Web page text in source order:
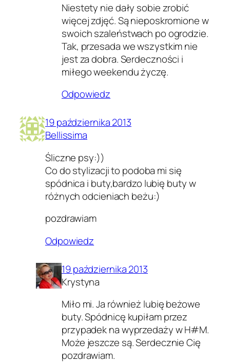
Niestety nie dały sobie zrobić
więcej zdjęć. Są nieposkromione w
swoich szaleństwach po ogrodzie.
Tak, przesada we wszystkim nie
jest za dobra. Serdeczności i
miłego weekendu życzę.
Odpowiedz
19 października 2013
Bellissima
Śliczne psy:))
Co do stylizacji to podoba mi się
spódnica i buty,bardzo lubię buty w
różnych odcieniach beżu:)
pozdrawiam
Odpowiedz
19 października 2013
Krystyna
Miło mi. Ja również lubię beżowe
buty. Spódnicę kupiłam przez
przypadek na wyprzedaży w H#M.
Może jeszcze są. Serdecznie Cię
pozdrawiam.